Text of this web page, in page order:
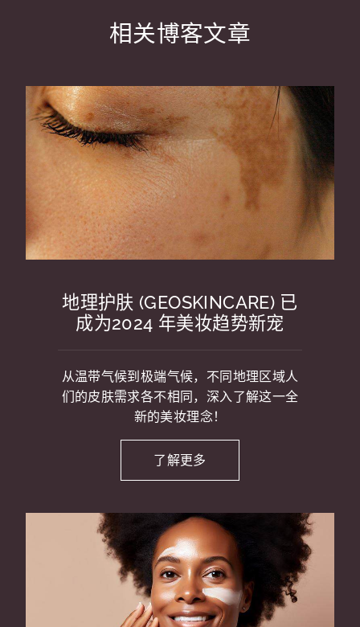
相关博客文章
地理护肤 (GEOSKINCARE) 已
成为2024 年美妆趋势新宠
从温带气候到极端气候，不同地理区域人
们的皮肤需求各不相同，深入了解这一全
新的美妆理念！
了解更多